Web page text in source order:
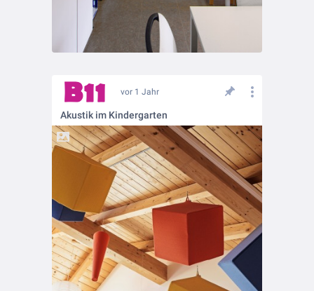
vor 1 Jahr
Akustik im Kindergarten